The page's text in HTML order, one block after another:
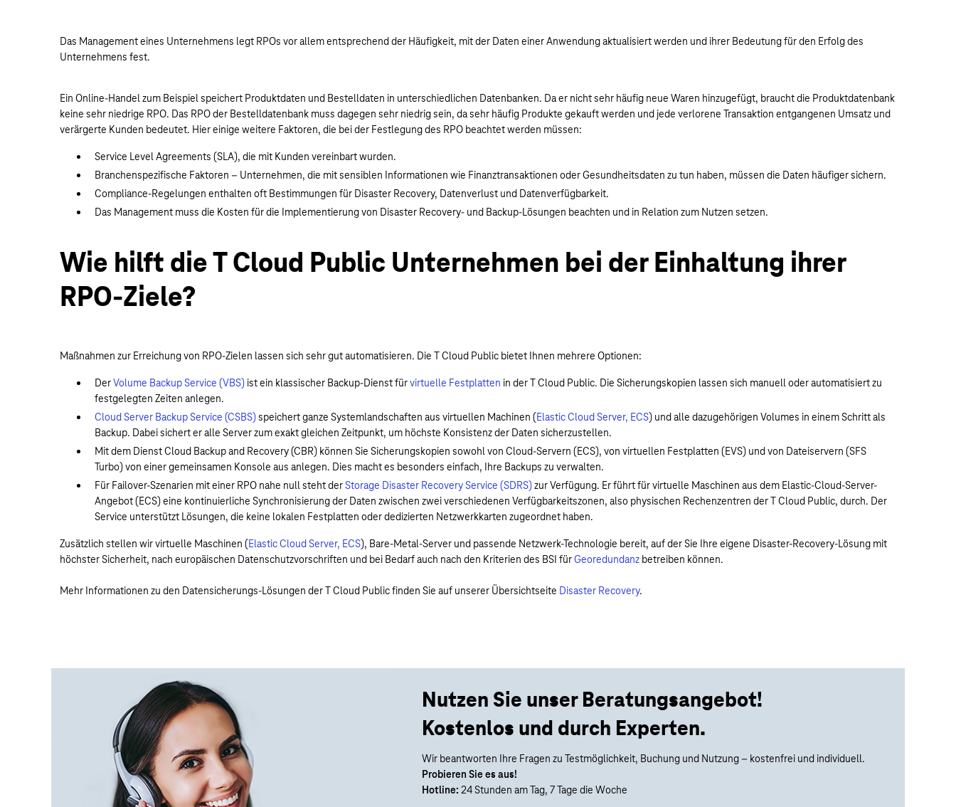
Das Management eines Unternehmens legt RPOs vor allem entsprechend der Häufigkeit, mit der Daten einer Anwendung aktualisiert werden und ihrer Bedeutung für den Erfolg des
Unternehmens fest.
Ein Online-Handel zum Beispiel speichert Produktdaten und Bestelldaten in unterschiedlichen Datenbanken. Da er nicht sehr häufig neue Waren hinzugefügt, braucht die Produktdatenbank
keine sehr niedrige RPO. Das RPO der Bestelldatenbank muss dagegen sehr niedrig sein, da sehr häufig Produkte gekauft werden und jede verlorene Transaktion entgangenen Umsatz und
verärgerte Kunden bedeutet. Hier einige weitere Faktoren, die bei der Festlegung des RPO beachtet werden müssen:
Service Level Agreements (SLA), die mit Kunden vereinbart wurden.
Branchenspezifische Faktoren – Unternehmen, die mit sensiblen Informationen wie Finanztransaktionen oder Gesundheitsdaten zu tun haben, müssen die Daten häufiger sichern.
Compliance-Regelungen enthalten oft Bestimmungen für Disaster Recovery, Datenverlust und Datenverfügbarkeit.
Das Management muss die Kosten für die Implementierung von Disaster Recovery- und Backup-Lösungen beachten und in Relation zum Nutzen setzen.
Wie hilft die T Cloud Public Unternehmen bei der Einhaltung ihrer
RPO-Ziele?
Maßnahmen zur Erreichung von RPO-Zielen lassen sich sehr gut automatisieren. Die T Cloud Public bietet Ihnen mehrere Optionen:
DerVolume Backup Service (VBS)ist ein klassischer Backup-Dienst fürvirtuelle Festplatten in der T Cloud Public. Die Sicherungskopien lassen sich manuell oder automatisiert zu
festgelegten Zeiten anlegen.
Cloud Server Backup Service (CSBS)speichert ganze Systemlandschaften aus virtuellen Machinen (Elastic Cloud Server, ECS) und alle dazugehörigen Volumes in einem Schritt als
Backup. Dabei sichert er alle Server zum exakt gleichen Zeitpunkt, um höchste Konsistenz der Daten sicherzustellen.
Mit dem Dienst Cloud Backup and Recovery (CBR) können Sie Sicherungskopien sowohl von Cloud-Servern (ECS), von virtuellen Festplatten (EVS) und von Dateiservern (SFS
Turbo) von einer gemeinsamen Konsole aus anlegen. Dies macht es besonders einfach, Ihre Backups zu verwalten.
Für Failover-Szenarien mit einer RPO nahe null steht derStorage Disaster Recovery Service (SDRS)zur Verfügung. Er führt für virtuelle Maschinen aus dem Elastic-Cloud-Server-
Angebot (ECS) eine kontinuierliche Synchronisierung der Daten zwischen zwei verschiedenen Verfügbarkeitszonen, also physischen Rechenzentren der T Cloud Public, durch. Der
Service unterstützt Lösungen, die keine lokalen Festplatten oder dedizierten Netzwerkkarten zugeordnet haben.
Zusätzlich stellen wir virtuelle Maschinen (Elastic Cloud Server, ECS), Bare-Metal-Server und passende Netzwerk-Technologie bereit, auf der Sie Ihre eigene Disaster-Recovery-Lösung mit
höchster Sicherheit, nach europäischen Datenschutzvorschriften und bei Bedarf auch nach den Kriterien des BSI fürGeoredundanz betreiben können.
Mehr Informationen zu den Datensicherungs-Lösungen der T Cloud Public finden Sie auf unserer Übersichtseite Disaster Recovery.
Nutzen Sie unser Beratungsangebot!
Kostenlos und durch Experten.
Wir beantworten Ihre Fragen zu Testmöglichkeit, Buchung und Nutzung – kostenfrei und individuell.
Probieren Sie es aus!
Hotline: 24 Stunden am Tag, 7 Tage die Woche